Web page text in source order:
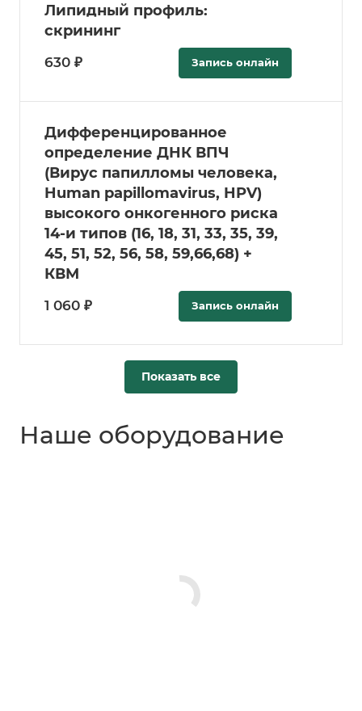
Липидный профиль:
скрининг
630 ₽ Запись онлайн
Дифференцированное
определение ДНК ВПЧ
(Вирус папилломы человека,
Human papillomavirus, HPV)
высокого онкогенного риска
14-и типов (16, 18, 31, 33, 35, 39,
45, 51, 52, 56, 58, 59,66,68) +
КВМ
1 060 ₽ Запись онлайн
Показать все
Наше оборудование